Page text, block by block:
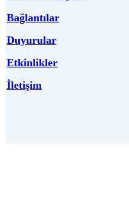
Bağlantılar
Duyurular
Etkinlikler
İletişim